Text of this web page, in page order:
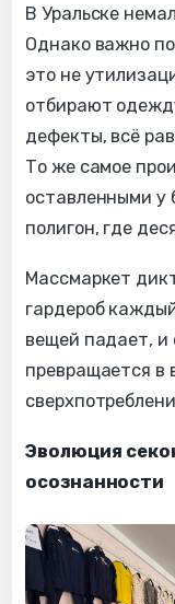
В Уральске
Однако важно
это не
отбирают
дефекты, всё
То же самое
оставленными у
полигон, где
Массмаркет
гардероб
вещей падает, и
превращается в
Эволюция
осознанности